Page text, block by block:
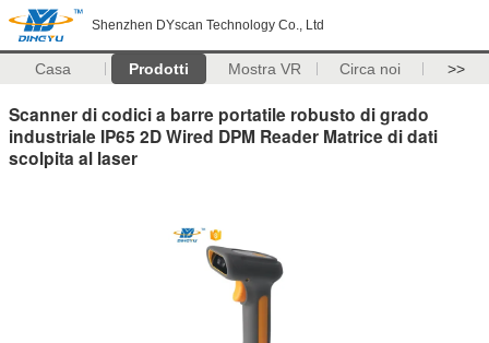
Shenzhen DYscan Technology Co., Ltd
Casa Prodotti Mostra VR Circa noi >>
Scanner di codici a barre portatile robusto di grado
industriale IP65 2D Wired DPM Reader Matrice di dati
scolpita al laser